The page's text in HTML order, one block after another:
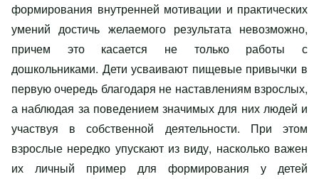
формирования внутренней мотивации и практических
умений достичь желаемого результата невозможно,
причем это касается не только работы с
дошкольниками. Дети усваивают пищевые привычки в
первую очередь благодаря не наставлениям взрослых,
а наблюдая за поведением значимых для них людей и
участвуя в собственной деятельности. При этом
взрослые нередко упускают из виду, насколько важен
их личный пример для формирования у детей